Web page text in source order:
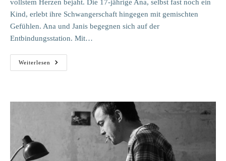
vollstem Herzen bejaht. Die 17-jährige Ana, selbst fast noch ein
Kind, erlebt ihre Schwangerschaft hingegen mit gemischten
Gefühlen. Ana und Janis begegnen sich auf der
Entbindungsstation. Mit…
Weiterlesen
Parallele
Mütter